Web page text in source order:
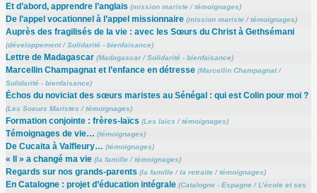
Et d’abord, apprendre l’anglais (mission mariste/témoignages)
De l’appel vocationnel à l’appel missionnaire (mission mariste/témoignages)
Auprès des fragilisés de la vie : avec les Sœurs du Christ à Gethsémani
(développement/Solidarité - bienfaisance)
Lettre de Madagascar (Madagascar/Solidarité - bienfaisance)
Marcellin Champagnat et l’enfance en détresse (Marcellin Champagnat/
Solidarité - bienfaisance)
Échos du noviciat des sœurs maristes au Sénégal : qui est Colin pour moi ?
(Les Soeurs Maristes /témoignages)
Formation conjointe : frères-laïcs (Les laïcs /témoignages)
Témoignages de vie… (témoignages)
De Cucaita à Valfleury… (témoignages)
« Il » a changé ma vie (la famille/témoignages)
Regards sur nos grands-parents (la famille/la retraite/témoignages)
En Catalogne : projet d’éducation intégrale (Catalogne - Espagne/L’école et ses